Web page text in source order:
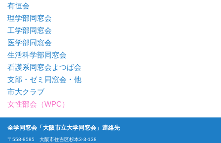
有恒会
理学部同窓会
工学部同窓会
医学部同窓会
生活科学部同窓会
看護系同窓会よつば会
支部・ゼミ同窓会・他
市大クラブ
女性部会（WPC）
全学同窓会「大阪市立大学同窓会」連絡先
〒558-8585 大阪市住吉区杉本3-3-138